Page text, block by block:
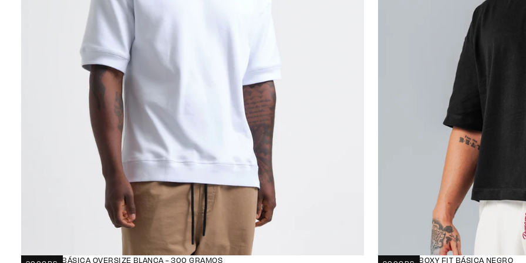
CAMISETA BÁSICA OVERSIZE BLANCA - 300 GRAMOS CAMISETA BOXY FIT BÁSICA NEGRO